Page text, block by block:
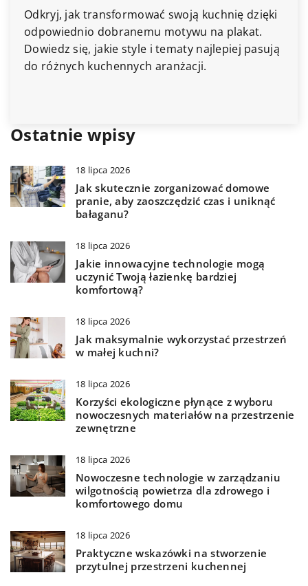
jak transformować swoją kuchnię dzięki
dobranemu motywu na plakat.
się, jakie style i tematy najlepiej pasują
różnych kuchennych aranżacji.
Ostatnie wpisy
18 lipca 2026
Jak skutecznie zorganizować domowe
pranie, aby zaoszczędzić czas i uniknąć
bałaganu?
18 lipca 2026
Jakie innowacyjne technologie mogą
uczynić Twoją łazienkę bardziej
komfortową?
18 lipca 2026
Jak maksymalnie wykorzystać przestrzeń
w małej kuchni?
18 lipca 2026
Korzyści ekologiczne płynące z wyboru
nowoczesnych materiałów na przestrzenie
zewnętrzne
18 lipca 2026
Nowoczesne technologie w zarządzaniu
wilgotnością powietrza dla zdrowego i
komfortowego domu
18 lipca 2026
Praktyczne wskazówki na stworzenie
przytulnej przestrzeni kuchennej